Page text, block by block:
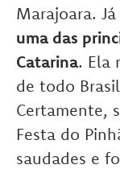
Marajoara. Já
uma das
Catarina. Ela
de todo
Certamente,
Festa do
saudades e